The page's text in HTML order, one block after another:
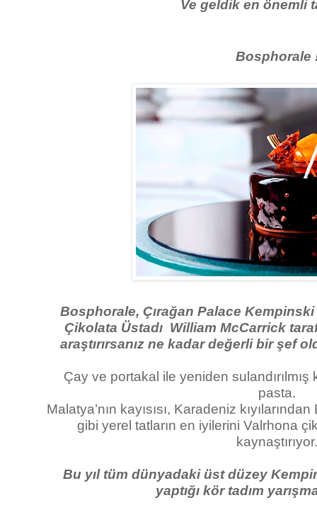
Ve geldik en önemli
Bosphorale
Bosphorale, Çırağan Palace
Çikolata Üstadı William McCarrick
araştırırsanız ne kadar değerli bir şef
Çay ve portakal ile yeniden sulandırılmış
pasta.
Malatya’nın kayısısı, Karadeniz
gibi yerel tatların en iyilerini Valrhona
kaynaştırıyor.
Bu yıl tüm dünyadaki üst düzey
yaptığı kör tadım